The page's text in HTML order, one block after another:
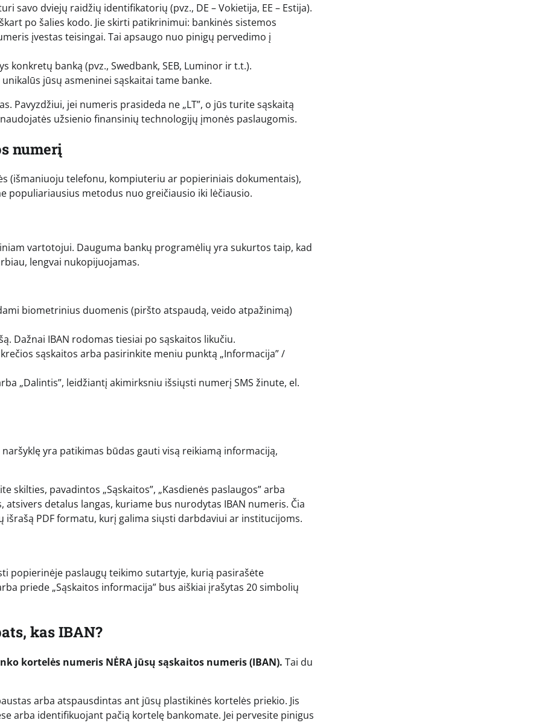
savo dviejų raidžių identifikatorių (pvz., DE – Vokietija, EE – Estija).
po šalies kodo. Jie skirti patikrinimui: bankinės sistemos
įvestas teisingai. Tai apsaugo nuo pinigų pervedimo į
konkretų banką (pvz., Swedbank, SEB, Luminor ir t.t.).
jūsų asmeninei sąskaitai tame banke.
Pavyzdžiui, jei numeris prasideda ne „LT”, o jūs turite sąskaitą
užsienio finansinių technologijų įmonės paslaugomis.
numerį
(išmaniuoju telefonu, kompiuteriu ar popieriniais dokumentais),
populiariausius metodus nuo greičiausio iki lėčiausio.
vartotojui. Dauguma bankų programėlių yra sukurtos taip, kad
lengvai nukopijuojamas.
biometrinius duomenis (piršto atspaudą, veido atpažinimą)
Dažnai IBAN rodomas tiesiai po sąskaitos likučiu.
sąskaitos arba pasirinkite meniu punktą „Informacija” /
„Dalintis”, leidžiantį akimirksniu išsiųsti numerį SMS žinute, el.
yra patikimas būdas gauti visą reikiamą informaciją,
skilties, pavadintos „Sąskaitos”, „Kasdienės paslaugos” arba
atsivers detalus langas, kuriame bus nurodytas IBAN numeris. Čia
PDF formatu, kurį galima siųsti darbdaviui ar institucijoms.
popierinėje paslaugų teikimo sutartyje, kurią pasirašėte
priede „Sąskaitos informacija” bus aiškiai įrašytas 20 simbolių
kas IBAN?
kortelės numeris NĖRA jūsų sąskaitos numeris (IBAN). Tai du
arba atspausdintas ant jūsų plastikinės kortelės priekio. Jis
arba identifikuojant pačią kortelę bankomate. Jei pervesite pinigus